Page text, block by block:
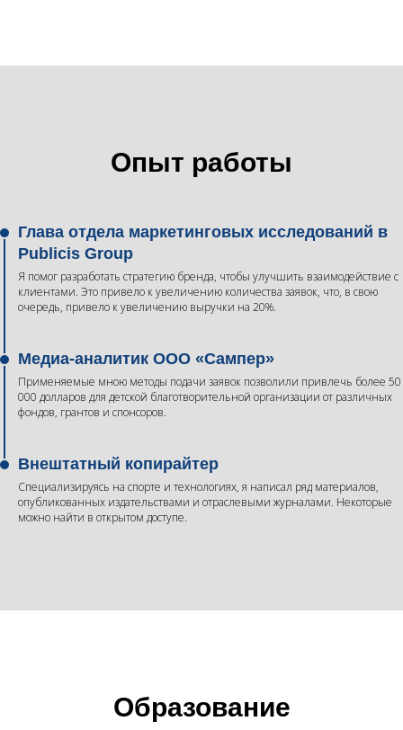
Опыт работы
Глава отдела маркетинговых исследований в
Publicis Group
Я помог разработать стратегию бренда, чтобы улучшить взаимодействие с
клиентами. Это привело к увеличению количества заявок, что, в свою
очередь, привело к увеличению выручки на 20%.
Медиа-аналитик ООО «Сампер»
Применяемые мною методы подачи заявок позволили привлечь более 50
000 долларов для детской благотворительной организации от различных
фондов, грантов и спонсоров.
Внештатный копирайтер
Специализируясь на спорте и технологиях, я написал ряд материалов,
опубликованных издательствами и отраслевыми журналами. Некоторые
можно найти в открытом доступе.
Образование